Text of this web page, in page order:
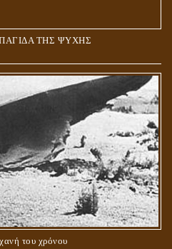
ΤΗΣ ΨΥΧΗΣ
του χρόνου